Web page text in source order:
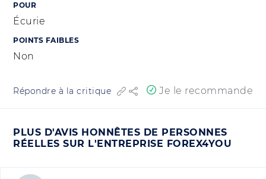
POUR
Écurie
POINTS FAIBLES
Non
Répondre à la critique Je le recommande
PLUS D'AVIS HONNÊTES DE PERSONNES
RÉELLES SUR L'ENTREPRISE FOREX4YOU